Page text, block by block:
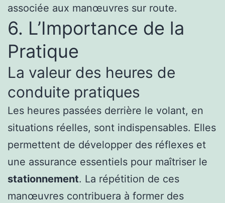
associée aux manœuvres sur route.
6. L’Importance de la
Pratique
La valeur des heures de
conduite pratiques
Les heures passées derrière le volant, en
situations réelles, sont indispensables. Elles
permettent de développer des réflexes et
une assurance essentiels pour maîtriser le
stationnement. La répétition de ces
manœuvres contribuera à former des